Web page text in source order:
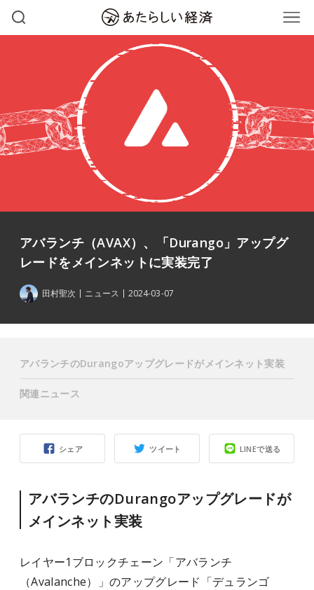
アバランチ（AVAX）、「Durango」アップグ
レードをメインネットに実装完了
田村聖次 ニュース 2024-03-07
シェア ツイート LINEで送る
アバランチのDurangoアップグレードが
メインネット実装
レイヤー1ブロックチェーン「アバランチ
（Avalanche）」のアップグレード「デュランゴ
アバランチのDurangoアップグレードがメインネット実装
関連ニュース